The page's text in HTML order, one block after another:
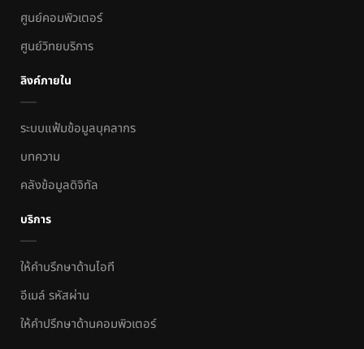
ศูนย์คอมพิวเตอร์
ศูนย์วิทยบริการ
ลิงค์ภายใน
ระบบแฟ้มข้อมูลบุคลากร
บทความ
คลังข้อมูลดิจิทัล
บริการ
ให้คำบรึกษาด้านไอที
อีเมล์ รหัสผ่าน
ให้คำปรึกษาด้านคอมพิวเตอร์